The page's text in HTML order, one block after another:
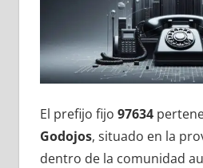
El prefijo fijo 97634
Godojos, situado en la
dentro dе la comunidad